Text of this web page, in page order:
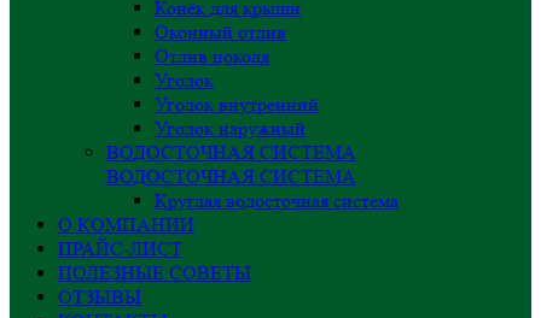
Конёк для крыши
Оконный отлив
Отлив цоколя
Уголок
Уголок внутренний
Уголок наружный
ВОДОСТОЧНАЯ СИСТЕМА
ВОДОСТОЧНАЯ СИСТЕМА
Круглая водосточная система
О КОМПАНИИ
ПРАЙС-ЛИСТ
ПОЛЕЗНЫЕ СОВЕТЫ
ОТЗЫВЫ